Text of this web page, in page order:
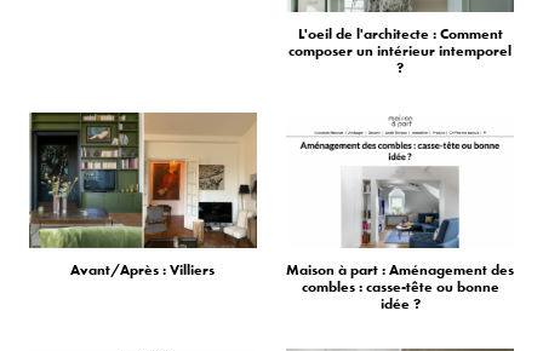
L'oeil de l'architecte : Comment
composer un intérieur intemporel
?
Avant/Après : Villiers
Maison à part : Aménagement des
combles : casse-tête ou bonne
idée ?